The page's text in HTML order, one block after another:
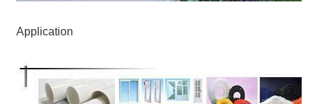
Application